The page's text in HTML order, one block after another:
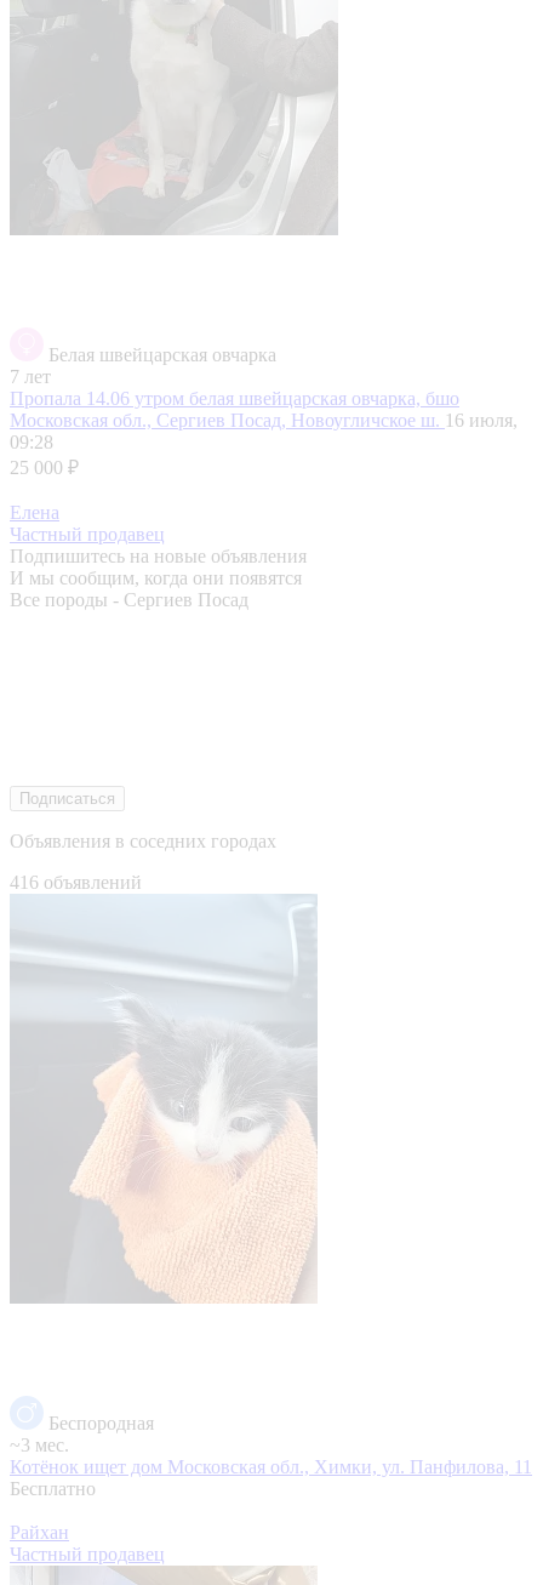
Белая швейцарская овчарка
7 лет
Пропала 14.06 утром белая швейцарская овчарка, бшо
Московская обл., Сергиев Посад, Новоугличское ш. 16 июля,
09:28
25 000 ₽
Елена
Частный продавец
Подпишитесь на новые объявления
И мы сообщим, когда они появятся
Все породы - Сергиев Посад
Подписаться
Объявления в соседних городах
416 объявлений
Беспородная
~3 мес.
Котёнок ищет дом Московская обл., Химки, ул. Панфилова, 11
Бесплатно
Райхан
Частный продавец